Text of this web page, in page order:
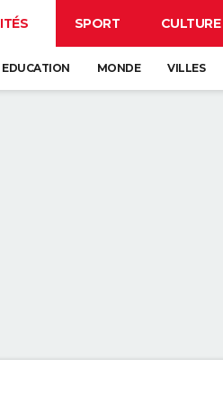
SPORT CULTURE
EDUCATION MONDE VILLES